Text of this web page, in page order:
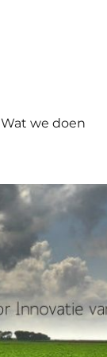
Wat we doen